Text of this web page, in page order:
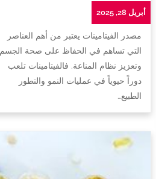
أبريل 28, 2025
مصدر الفيتامينات يعتبر من أهم العناصر
التي تساهم في الحفاظ على صحة الجسم
وتعزيز نظام المناعة. فالفيتامينات تلعب
دوراً حيوياً في عمليات النمو والتطور
الطبيع…